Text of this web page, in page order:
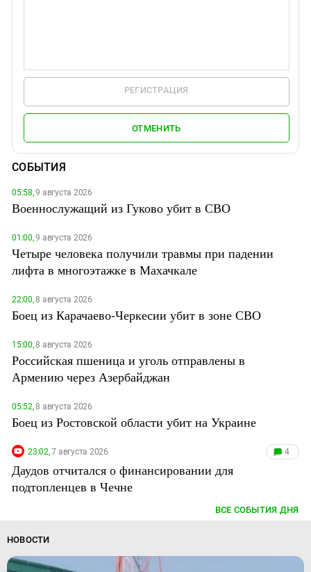
РЕГИСТРАЦИЯ
ОТМЕНИТЬ
СОБЫТИЯ
05:58,9 августа 2026
Военнослужащий из Гуково убит в СВО
01:00,9 августа 2026
Четыре человека получили травмы при падении
лифта в многоэтажке в Махачкале
22:00,8 августа 2026
Боец из Карачаево-Черкесии убит в зоне СВО
15:00,8 августа 2026
Российская пшеница и уголь отправлены в
Армению через Азербайджан
05:52,8 августа 2026
Боец из Ростовской области убит на Украине
23:02,7 августа 2026 4
Даудов отчитался о финансировании для
подтопленцев в Чечне
ВСЕ СОБЫТИЯ ДНЯ
НОВОСТИ